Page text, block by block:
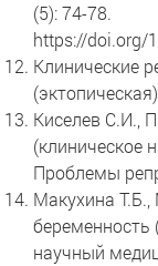
(5): 74-78.
https://doi.org/
Клинические
Киселев С.И.,
(клиническое
Проблемы
Макухина Т.Б.,
беременность
научный